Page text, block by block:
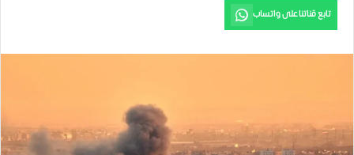
تابع قناتنا على واتساب